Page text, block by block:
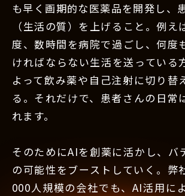
も早く画期的な医薬品を開発し、
（生活の質）を上げること。例え
度、数時間を病院で過ごし、何度
ければならない生活を送っている
よって飲み薬や自己注射に切り替
る。それだけで、患者さんの日常
れます。
そのためにAIを創薬に活かし、バ
の可能性をブーストしていく。弊
000人規模の会社でも、AI活用に